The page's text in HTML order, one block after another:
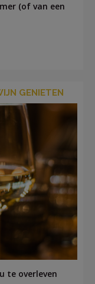
(of van een
GENIETEN
te overleven